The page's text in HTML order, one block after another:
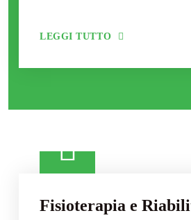
LEGGI TUTTO
Fisioterapia e